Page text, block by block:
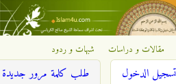
الرئيسي
و دراسات شبهات و ردود
الدخول(علامة التبويب النشطة)
طلب كلمة مرور جديدة